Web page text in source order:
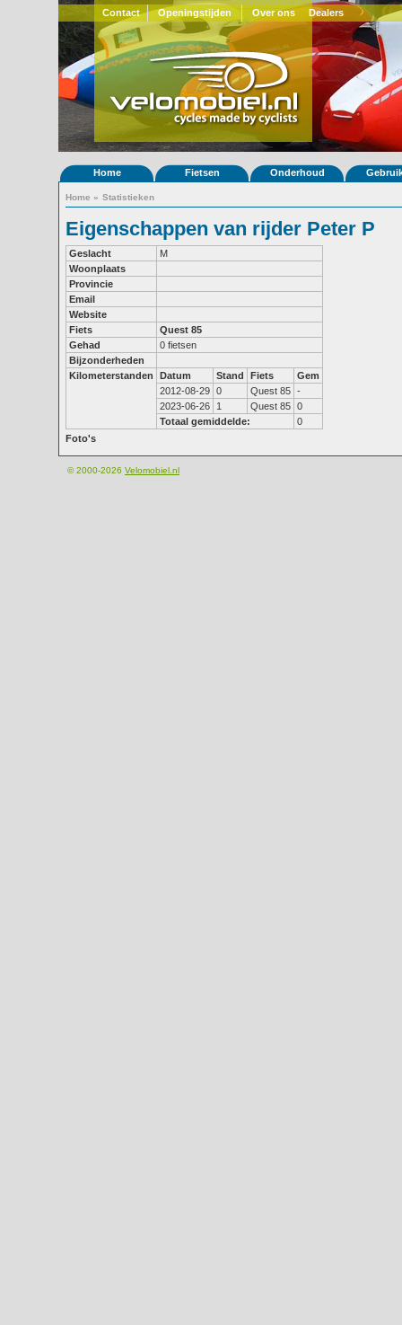
Contact Openingstijden Over ons Dealers
Home Fietsen Onderhoud
Home » Statistieken
Eigenschappen van rijder Peter P
Geslacht
M
Woonplaats
Provincie
Email
Website
Fiets
Quest 85
Gehad
0 fietsen
Bijzonderheden
Kilometerstanden
Datum Stand Fiets
Gem
2012-08-29 0 Quest 85 -
2023-06-26
1 Quest 85 0
Totaal gemiddelde:
0
Foto's
© 2000-2026 Velomobiel.nl